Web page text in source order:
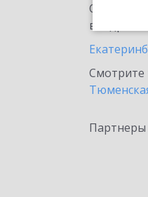
Смотрите
Партнеры